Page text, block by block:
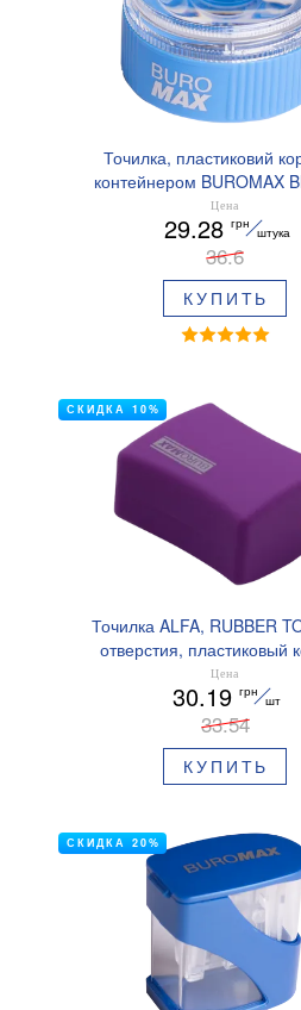
Точилка, пластиковий
контейнером BUROMAX
Цена
29.28 грн
штука
36.6
КУПИТЬ
Точилка ALFA, RUBBER
отверстия, пластиковый
контейнер, BUROMAX
Цена
30.19 грн
шт
33.54
КУПИТЬ
СКИДКА 10%
СКИДКА 20%